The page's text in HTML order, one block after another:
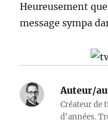
Heureusement
message sympa
Auteur/
Créateur de
d'années.